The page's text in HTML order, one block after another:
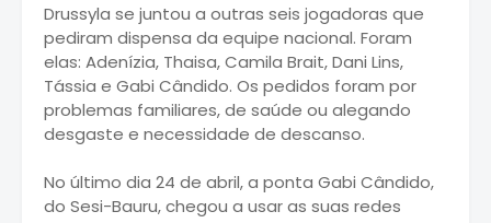
Drussyla se juntou a outras seis jogadoras que
pediram dispensa da equipe nacional. Foram
elas: Adenízia, Thaisa, Camila Brait, Dani Lins,
Tássia e Gabi Cândido. Os pedidos foram por
problemas familiares, de saúde ou alegando
desgaste e necessidade de descanso.
No último dia 24 de abril, a ponta Gabi Cândido,
do Sesi-Bauru, chegou a usar as suas redes